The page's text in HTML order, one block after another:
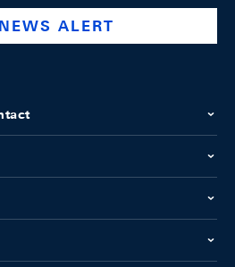
ALERT